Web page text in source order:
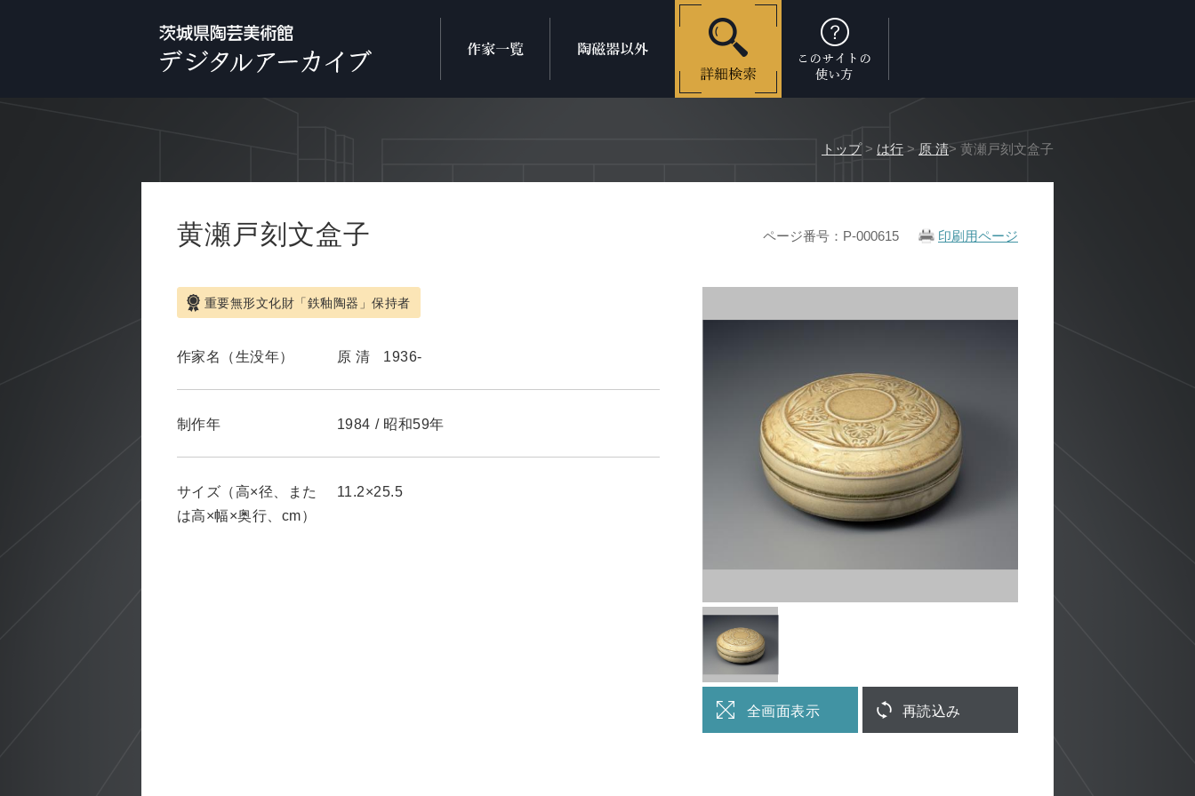
印刷用ページ
トップ> は行 > 原 清> 黄瀬戸刻文盒子
黄瀬戸刻文盒子 ページ番号：P-000615
重要無形文化財「鉄釉陶器」保持者
作家名（生没年） 原 清 1936-
制作年 1984 / 昭和59年
サイズ（高×径、また
は高×幅×奥行、cm）
11.2×25.5
全画面表示 再読込み